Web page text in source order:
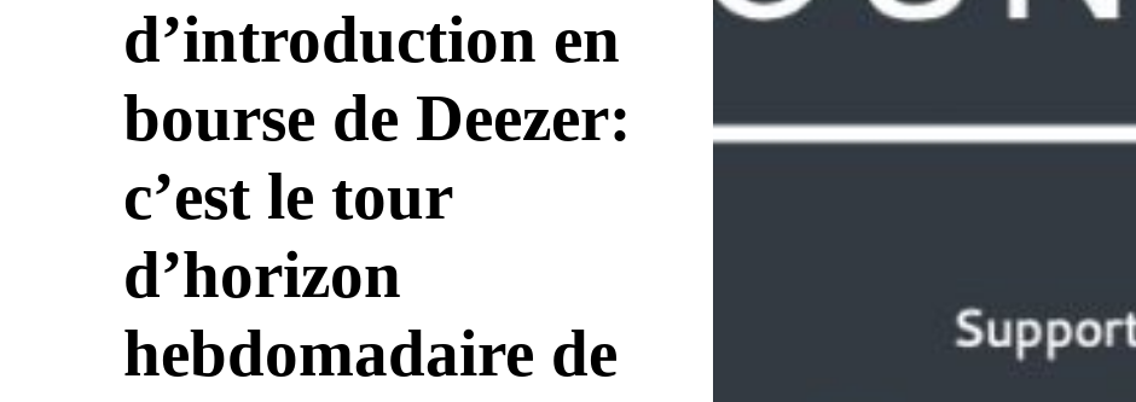
d’introduction en
bourse de Deezer:
c’est le tour
d’horizon
hebdomadaire de